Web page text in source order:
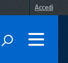
Accedi